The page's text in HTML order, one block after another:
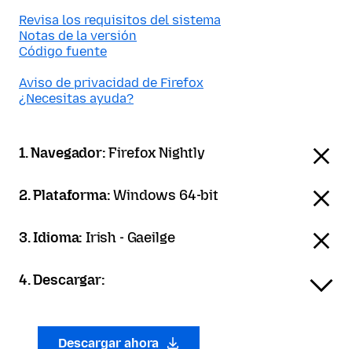
Revisa los requisitos del sistema
Notas de la versión
Código fuente
Aviso de privacidad de Firefox
¿Necesitas ayuda?
1. Navegador:Firefox Nightly
2. Plataforma:Windows 64-bit
3. Idioma:Irish - Gaeilge
4. Descargar:
Descargar ahora